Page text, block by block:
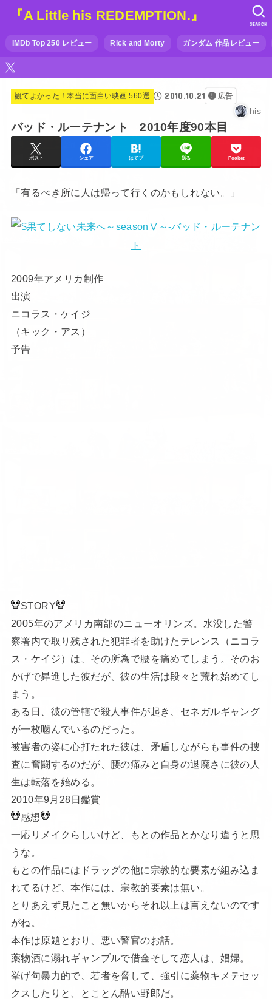
『A Little his REDEMPTION.』
IMDb Top 250 レビュー Rick and Morty ガンダム 作品レビュー
SEARCH
観てよかった！本当に面白い映画 560選 2010.10.21 広告
his
バッド・ルーテナント 2010年度90本目
ポスト シェア はてブ 送る Pocket
「有るべき所に人は帰って行くのかもしれない。」
2009年アメリカ制作
出演
ニコラス・ケイジ
（キック・アス）
予告
STORY
2005年のアメリカ南部のニューオリンズ。水没した警
察署内で取り残された犯罪者を助けたテレンス（ニコラ
ス・ケイジ）は、その所為で腰を痛めてしまう。そのお
かげで昇進した彼だが、彼の生活は段々と荒れ始めてし
まう。
ある日、彼の管轄で殺人事件が起き、セネガルギャング
が一枚噛んでいるのだった。
被害者の姿に心打たれた彼は、矛盾しながらも事件の捜
査に奮闘するのだが、腰の痛みと自身の退廃さに彼の人
生は転落を始める。
2010年9月28日鑑賞
感想
一応リメイクらしいけど、もとの作品とかなり違うと思
うな。
もとの作品にはドラッグの他に宗教的な要素が組み込ま
れてるけど、本作には、宗教的要素は無い。
とりあえず見たこと無いからそれ以上は言えないのです
がね。
本作は原題とおり、悪い警官のお話。
薬物酒に溺れギャンブルで借金そして恋人は、娼婦。
挙げ句暴力的で、若者を脅して、強引に薬物キメテセッ
クスしたりと、とことん酷い野郎だ。